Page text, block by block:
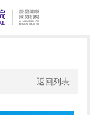
返回列表